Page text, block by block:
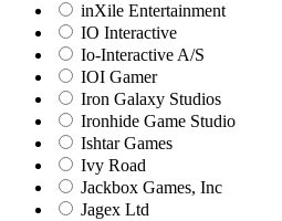
inXile Entertainment
IO Interactive
Io-Interactive A/S
IOI Gamer
Iron Galaxy Studios
Ironhide Game Studio
Ishtar Games
Ivy Road
Jackbox Games, Inc
Jagex Ltd